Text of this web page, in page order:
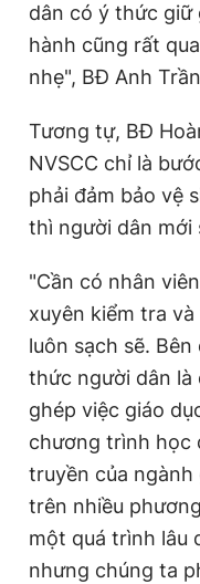
dân có ý thức giữ
hành cũng rất
nhẹ", BĐ Anh
Tương tự, BĐ
NVSCC chỉ là
phải đảm bảo vệ
thì người dân mới
"Cần có nhân
xuyên kiểm tra và
luôn sạch sẽ.
thức người dân là
ghép việc giáo
chương trình học
truyền của ngành
trên nhiều
một quá trình lâu
nhưng chúng ta